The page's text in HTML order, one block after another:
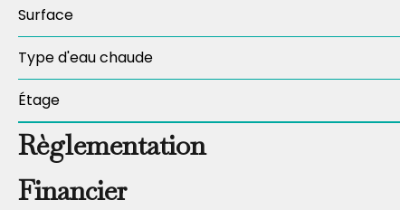
Surface
Type d'eau chaude
Étage
Règlementation
Financier